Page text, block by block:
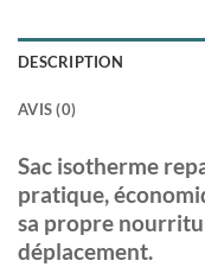
DESCRIPTION
AVIS (0)
Sac isotherme
pratique,
sa propre
déplacement.